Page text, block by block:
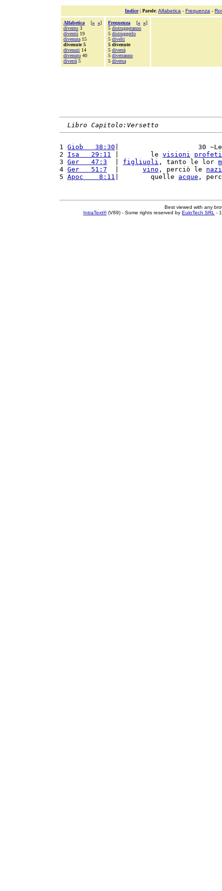
Indice| Parole: Alfabetica - Frequenza -
Alfabetica [« »]
divento 3
diventò 19
divenuta 15
divenute 5
divenuti 14
divenuto 40
diverrà 5
Frequenza [« »]
5 distruggeranno
5 distruggerlo
5 divelti
5 divenute
5 diverrà
5 diverranno
5 diversa
Libro Capitolo:Versetto
1 Giob   38:30 |                    30
2 Isa   29:11 |        le visioni
3 Ger   47:3 figliuoli , tanto le lor
4 Ger   51:7 vino , perciò le
5 Apoc    8:11 |        quelle acque ,
Best viewed with any
IntraText®(V89) - Some rights reserved by EuloTech SRL -